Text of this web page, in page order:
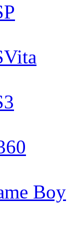
Boy